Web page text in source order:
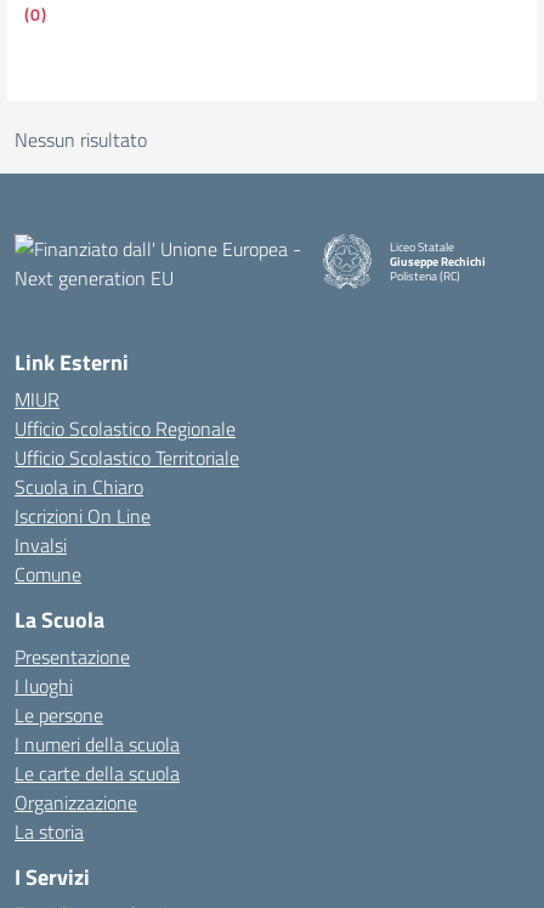
(0)
Nessun risultato
Liceo Statale
Giuseppe Rechichi
Polistena (RC)
Link Esterni
MIUR
Ufficio Scolastico Regionale
Ufficio Scolastico Territoriale
Scuola in Chiaro
Iscrizioni On Line
Invalsi
Comune
La Scuola
Presentazione
I luoghi
Le persone
I numeri della scuola
Le carte della scuola
Organizzazione
La storia
I Servizi